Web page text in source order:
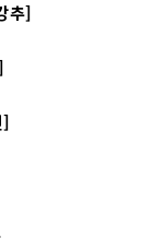
추]
]